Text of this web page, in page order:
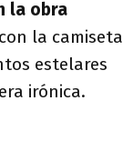
la obra
la camiseta
estelares
irónica.